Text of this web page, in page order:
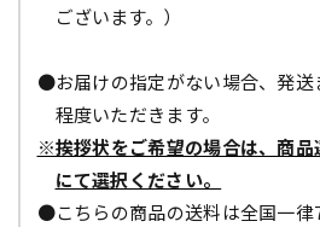
ございます。）
●お届けの指定がない場合、発送
程度いただきます。
※挨拶状をご希望の場合は、商
にて選択ください。
●こちらの商品の送料は全国一律